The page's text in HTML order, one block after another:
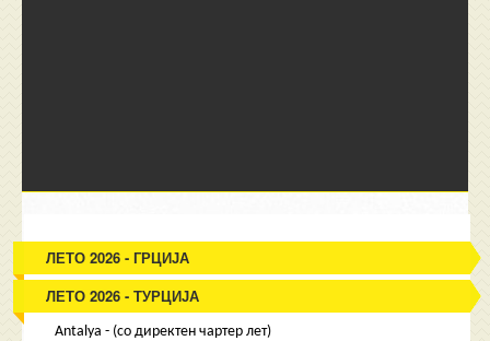
ЛЕТО 2026 - ГРЦИЈА
ЛЕТО 2026 - ТУРЦИЈА
Antalya - (со директен чартер лет)